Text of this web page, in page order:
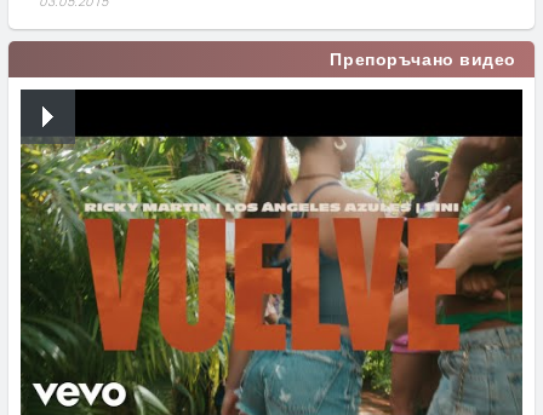
Препоръчано видео